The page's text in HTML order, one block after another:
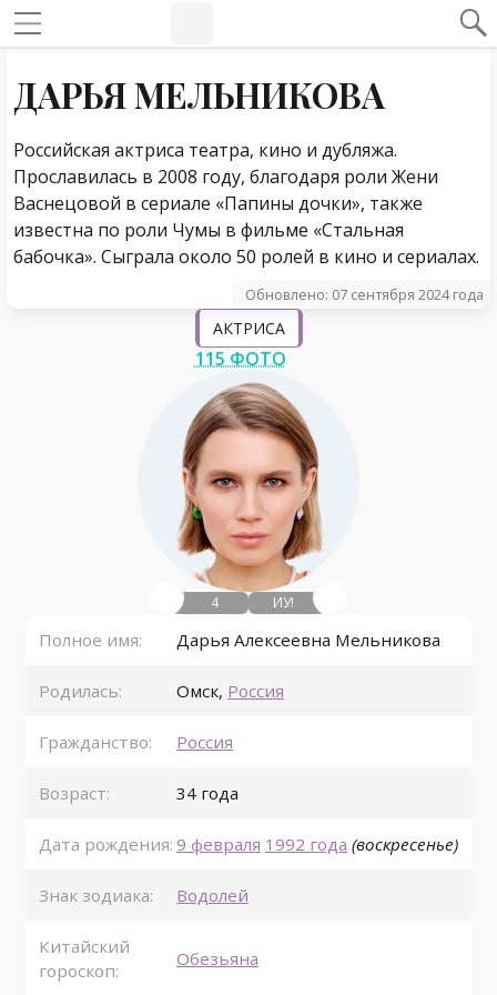
ДАРЬЯ МЕЛЬНИКОВА
Российская актриса театра, кино и дубляжа.
Прославилась в 2008 году, благодаря роли Жени
Васнецовой в сериале «Папины дочки», также
известна по роли Чумы в фильме «Стальная
бабочка». Сыграла около 50 ролей в кино и сериалах.
Обновлено: 07 сентября 2024 года
АКТРИСА
115 ФОТО
4 ИУ!
Полное имя: Дарья Алексеевна Мельникова
Родилась: Омск, Россия
Гражданство: Россия
Возраст: 34 года
Дата рождения: 9 февраля 1992 года (воскресенье)
Знак зодиака: Водолей
Китайский
гороскоп:
Обезьяна